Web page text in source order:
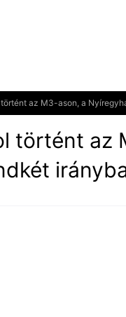
az M3-ason, a
történt az